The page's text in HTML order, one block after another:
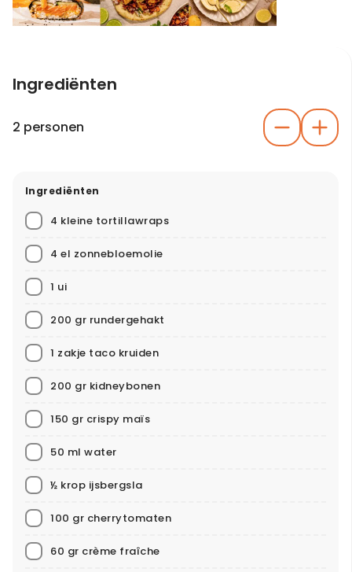
Ingrediënten
2 personen
Ingrediënten
4 kleine tortillawraps
4 el zonnebloemolie
1 ui
200 gr rundergehakt
1 zakje taco kruiden
200 gr kidneybonen
150 gr crispy maïs
50 ml water
½ krop ijsbergsla
100 gr cherrytomaten
60 gr crème fraîche